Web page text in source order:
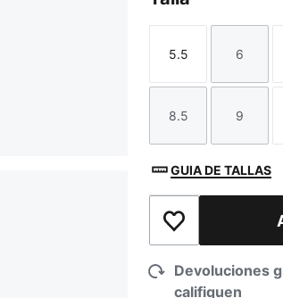
Talla
5.5
Talla
6
Talla
8.5
Talla
9
GUIA DE TALLAS
Añadir a la lista
Devoluciones
califiquen